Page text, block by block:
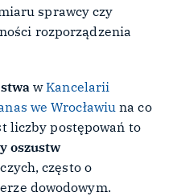
sprawcy czy
rozporządzenia
wKancelarii
we Wrocławiu na co
liczby postępowań to
oszustw
często o
dowodowym.